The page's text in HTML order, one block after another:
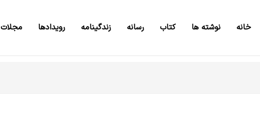
خانه نوشته ها کتاب رسانه زندگینامه رویدادها مجلات